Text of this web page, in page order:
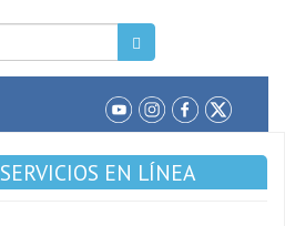
SERVICIOS EN LÍNEA